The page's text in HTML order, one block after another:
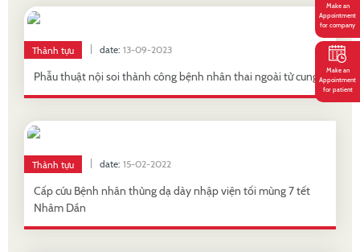
Thành tựu date: 13-09-2023
Phẫu thuật nội soi thành công bệnh nhân thai ngoài tử cung
Thành tựu date: 15-02-2022
Cấp cứu Bệnh nhân thủng dạ dày nhập viện tối mùng 7 tết
Nhâm Dần
Make an
Appointment
for company
Make an
Appointment
for patient